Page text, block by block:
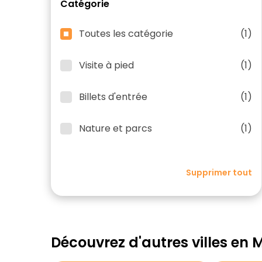
Catégorie
Toutes les catégorie (1)
Visite à pied (1)
Billets d'entrée (1)
Nature et parcs (1)
Supprimer tout
Découvrez d'autres villes en